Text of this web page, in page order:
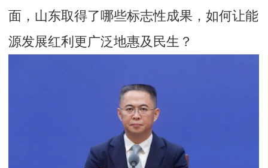
面，山东取得了哪些标志性成果，如何让能
源发展红利更广泛地惠及民生？